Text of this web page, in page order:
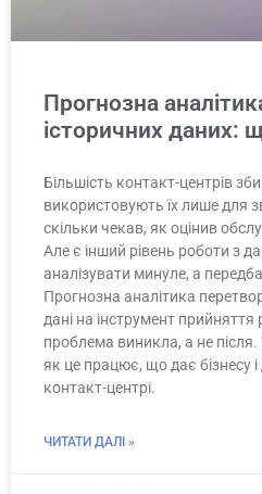
Прогнозна
історичних даних:
Більшість контакт-центрів
використовують їх лише для
скільки чекав, як оцінив
Але є інший рівень роботи з
аналізувати минуле, а
Прогнозна аналітика
дані на інструмент прийняття
проблема виникла, а не після.
як це працює, що дає бізнесу
контакт-центрі.
ЧИТАТИ ДАЛІ »